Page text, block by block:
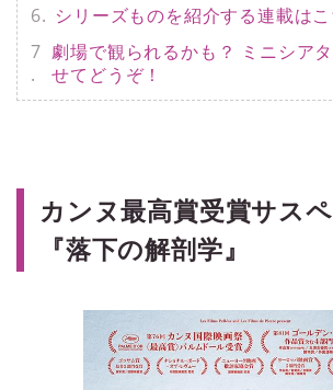
シリーズものを紹介する連載はこ
劇場で観られるかも？ ミニシア
せてどうぞ！
カンヌ最高賞受賞サスペ
『落下の解剖学』